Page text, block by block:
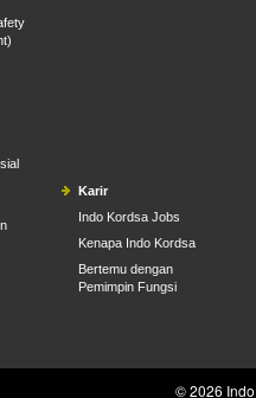
Karir
Indo Kordsa Jobs
Kenapa Indo Kordsa
Bertemu dengan
Pemimpin Fungsi
© 2026